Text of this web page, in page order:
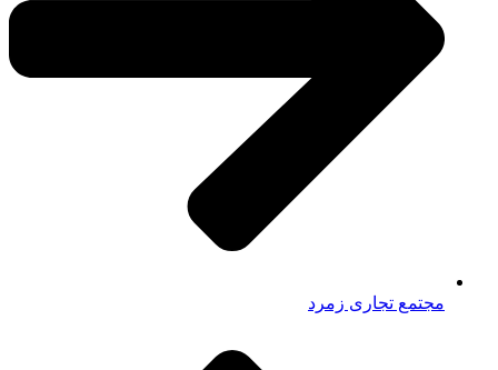
مجتمع تجاری زمرد